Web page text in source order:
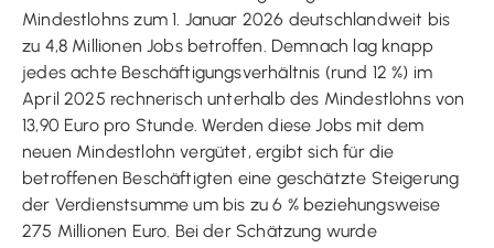
Mindestlohns zum 1. Januar 2026 deutschlandweit bis
zu 4,8 Millionen Jobs betroffen. Demnach lag knapp
jedes achte Beschäftigungsverhältnis (rund 12 %) im
April 2025 rechnerisch unterhalb des Mindestlohns von
13,90 Euro pro Stunde. Werden diese Jobs mit dem
neuen Mindestlohn vergütet, ergibt sich für die
betroffenen Beschäftigten eine geschätzte Steigerung
der Verdienstsumme um bis zu 6 % beziehungsweise
275 Millionen Euro. Bei der Schätzung wurde